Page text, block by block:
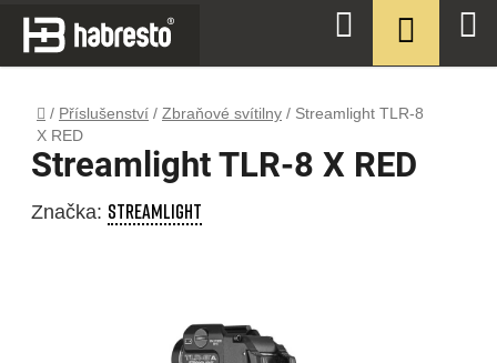
Přejít
obsah
Domů
/ Příslušenství / Zbraňové svítilny / Streamlight TLR-8
X RED
Streamlight TLR-8 X RED
Značka: STREAMLIGHT